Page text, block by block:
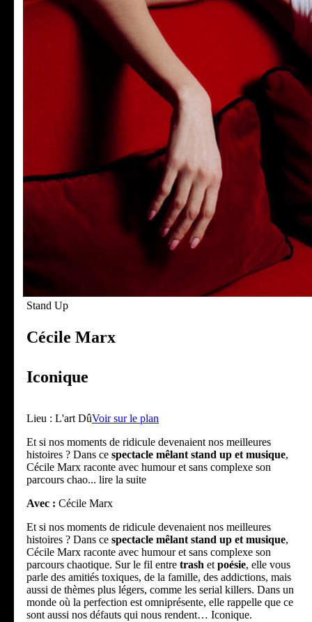
Stand Up
Cécile Marx
Iconique
Lieu : L'art DûVoir sur le plan
Et si nos moments de ridicule devenaient nos meilleures
histoires ? Dans ce spectacle mêlant stand up et musique,
Cécile Marx raconte avec humour et sans complexe son
parcours chao... lire la suite
Avec : Cécile Marx
Et si nos moments de ridicule devenaient nos meilleures
histoires ? Dans ce spectacle mêlant stand up et musique,
Cécile Marx raconte avec humour et sans complexe son
parcours chaotique. Sur le fil entre trash et poésie, elle vous
parle des amitiés toxiques, de la famille, des addictions, mais
aussi de thèmes plus légers, comme les serial killers. Dans un
monde où la perfection est omniprésente, elle rappelle que ce
sont aussi nos défauts qui nous rendent… Iconique.